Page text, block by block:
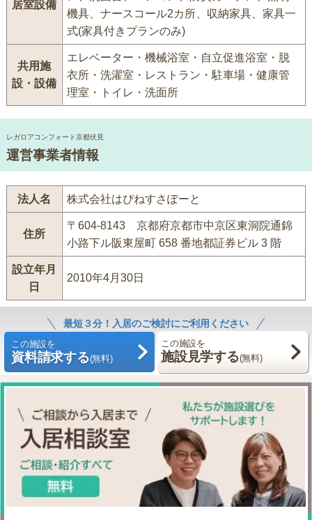
居室設備
機具、ナースコール2カ所、収納家具、家具一
式(家具付きプランのみ)
共用施
設・設備
エレベーター・機械浴室・自立促進浴室・脱
衣所・洗濯室・レストラン・駐車場・健康管
理室・トイレ・洗面所
レガロアコンフォート京都伏見
運営事業者情報
法人名 株式会社はぴねすさぽーと
住所
〒604-8143 京都府京都市中京区東洞院通錦
小路下ル阪東屋町 658 番地都証券ビル 3 階
設立年月
日
2010年4月30日
最短３分！入居のご検討にご利用ください
この施設を
資料請求する(無料)
この施設を
施設見学する(無料)